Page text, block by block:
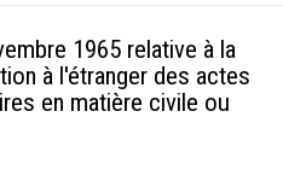
1965 relative à la
à l'étranger des actes
en matière civile ou